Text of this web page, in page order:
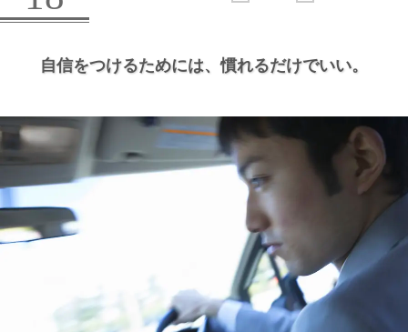
自信をつけるためには、慣れるだけでいい。